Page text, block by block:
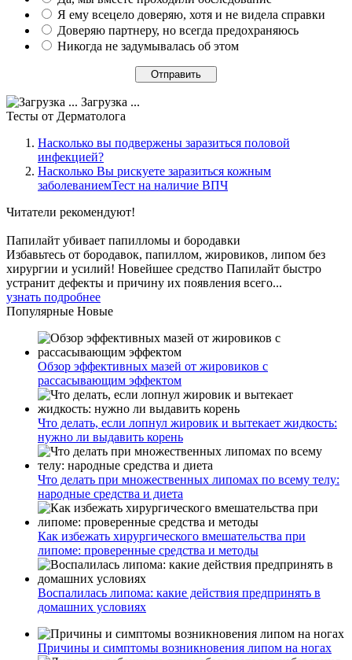
Я ему всецело доверяю, хотя и не видела справки
Доверяю партнеру, но всегда предохраняюсь
Никогда не задумывалась об этом
Загрузка ...
Тесты от Дерматолога
Насколько вы подвержены заразиться половой
инфекцией?
Насколько Вы рискуете заразиться кожным
заболеваниемТест на наличие ВПЧ
Читатели рекомендуют!
Папилайт убивает папилломы и бородавки
Избавьтесь от бородавок, папиллом, жировиков, липом без
хирургии и усилий! Новейшее средство Папилайт быстро
устранит дефекты и причину их появления всего...
узнать подробнее
Популярные Новые
Обзор эффективных мазей от жировиков с
рассасывающим эффектом
Что делать, если лопнул жировик и вытекает жидкость:
нужно ли выдавить корень
Что делать при множественных липомах по всему телу:
народные средства и диета
Как избежать хирургического вмешательства при
липоме: проверенные средства и методы
Воспалилась липома: какие действия предпринять в
домашних условиях
Причины и симптомы возникновения липом на ногах